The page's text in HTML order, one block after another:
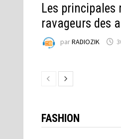
Les principales
ravageurs des
parRADIOZIK
FASHION